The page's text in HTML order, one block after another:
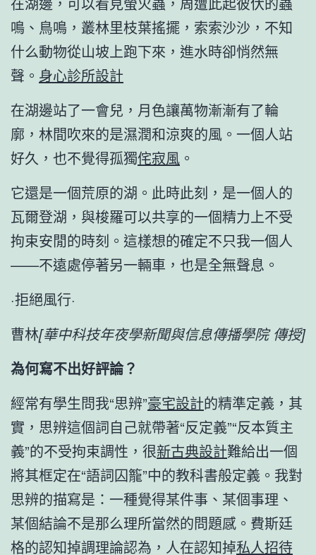
鳴、鳥鳴，叢林里枝葉搖擺，索索沙沙，不知
什么動物從山坡上跑下來，進水時卻悄然無
聲。 身心診所設計
在湖邊站了一會兒，月色讓萬物漸漸有了輪
廓，林間吹來的是濕潤和涼爽的風。一個人站
好久，也不覺得孤獨侘寂風 。
它還是一個荒原的湖。此時此刻，是一個人的
瓦爾登湖，與梭羅可以共享的一個精力上不受
拘束安閒的時刻。這樣想的確定不只我一個人
——不遠處停著另一輛車，也是全無聲息。
·拒絕風行·
曹林[華中科技年夜學新聞與信息傳播學院 傳授]
為何寫不出好評論？
經常有學生問我“思辨”豪宅設計的精準定義，其
實，思辨這個詞自己就帶著“反定義”“反本質主
義”的不受拘束調性，很新古典設計難給出一個
將其框定在“語詞囚籠”中的教科書般定義。我對
思辨的描寫是：一種覺得某件事、某個事理、
某個結論不是那么理所當然的問題感。費斯廷
格的認知掉調理論認為，人在認知掉私人招待